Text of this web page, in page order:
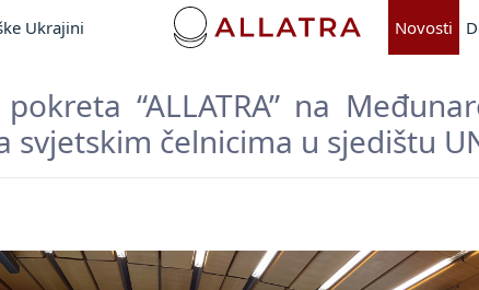
Ukrajini Novosti
“ALLATRA” na
svjetskim čelnicima u sjedištu